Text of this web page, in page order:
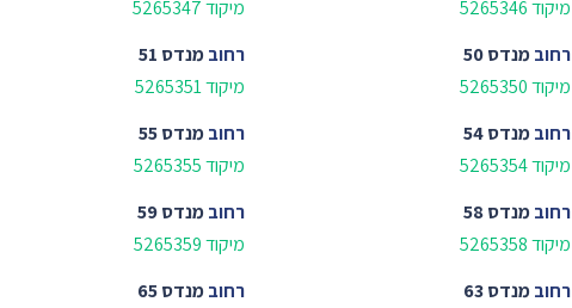
מיקוד 5265346
מיקוד 5265347
רחובמנדס 50
מיקוד 5265350
רחובמנדס 51
מיקוד 5265351
רחובמנדס 54
מיקוד 5265354
רחובמנדס 55
מיקוד 5265355
רחובמנדס 58
מיקוד 5265358
רחובמנדס 59
מיקוד 5265359
רחובמנדס 63
רחובמנדס 65